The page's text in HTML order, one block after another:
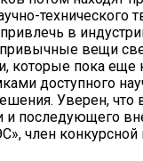
технического
в
вещи
которые пока
доступного
Уверен,
и последующего
член